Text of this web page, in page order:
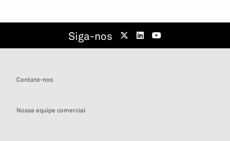
Siga-nos
Contate-nos
Nossa equipe comercial